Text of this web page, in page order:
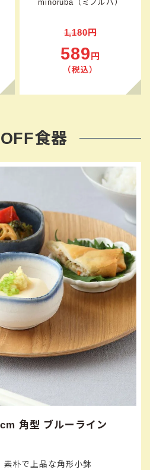
minoruba（ミノルバ）
1,180円
589 円
（税込）
食器
角型 ブルーライン
素朴で上品な角形小鉢